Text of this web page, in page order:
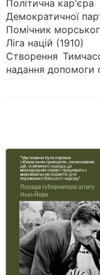
Політична кар'єра
Демократичної
Помічник
Ліга націй (1910)
Створення
надання допомоги